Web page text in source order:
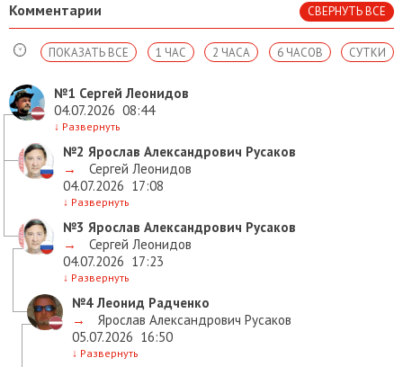
Комментарии СВЕРНУТЬ ВСЕ
СУТКИ
6 ЧАСОВ
2 ЧАСА
1 ЧАС
ПОКАЗАТЬ ВСЕ
№1 Сергей Леонидов
04.07.2026 08:44
↓ Развернуть
№2 Ярослав Александрович Русаков
→
Сергей Леонидов
04.07.2026 17:08
↓ Развернуть
№3 Ярослав Александрович Русаков
→
Сергей Леонидов
04.07.2026 17:23
↓ Развернуть
№4Леонид Радченко
→
Ярослав Александрович Русаков
05.07.2026 16:50
↓ Развернуть